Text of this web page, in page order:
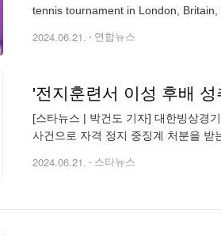
2024.06.21. 연합뉴스
[스타뉴스 | 박건도 기자] 대한빙상경
사건으로 자격 정지 중징계 처분을 받
2024.06.21. 스타뉴스